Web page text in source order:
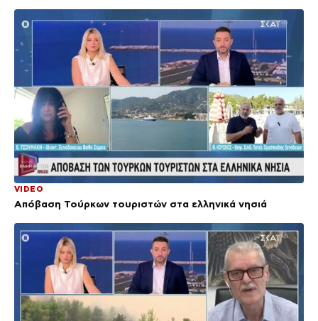
VIDEO
Απόβαση Τούρκων τουριστών στα ελληνικά νησιά